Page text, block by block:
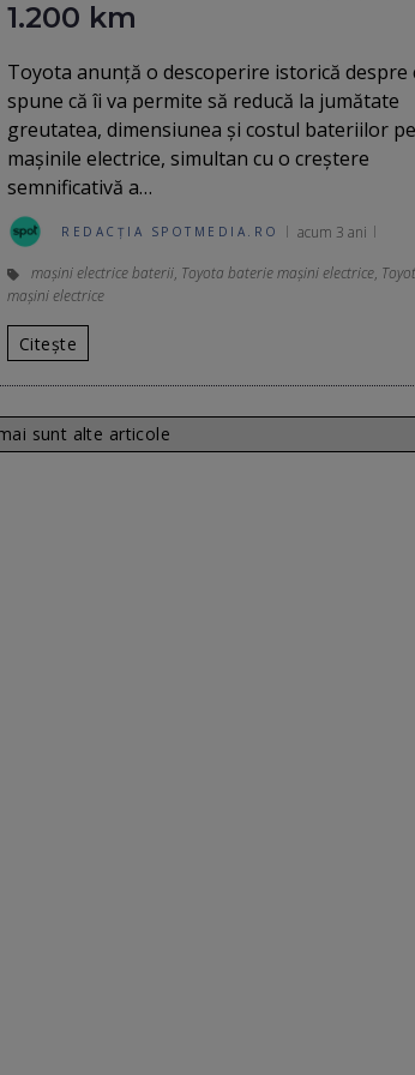
1.200 km
Toyota anunţă o descoperire istorică despre
spune că îi va permite să reducă la jumătate
greutatea, dimensiunea şi costul bateriilor
maşinile electrice, simultan cu o creştere
semnificativă a…
REDACȚIA SPOTMEDIA.RO acum 3 ani
maşini electrice baterii, Toyota baterie maşini electrice,
maşini electrice
Citește
sunt alte articole